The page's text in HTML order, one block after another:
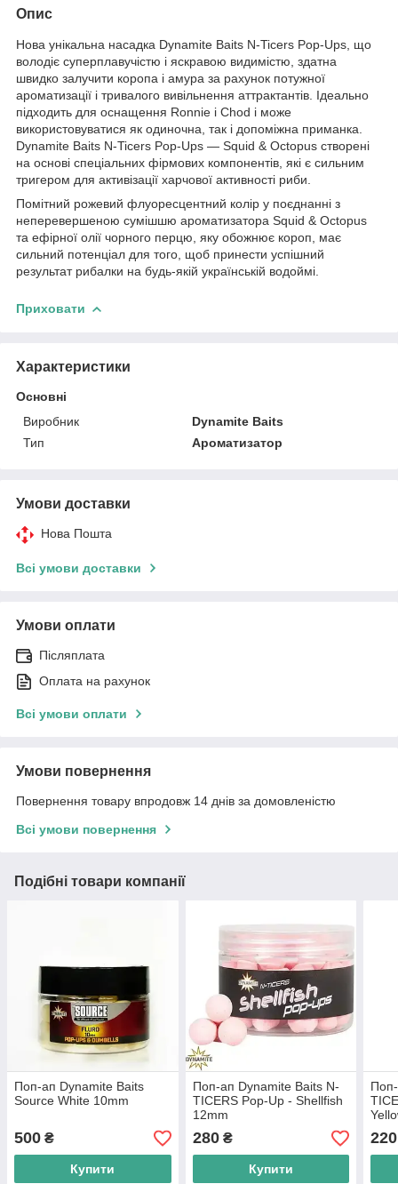
Опис
Нова унікальна насадка Dynamite Baits N-Ticers Pop-Ups, що
володіє суперплавучістю і яскравою видимістю, здатна
швидко залучити коропа і амура за рахунок потужної
ароматизації і тривалого вивільнення аттрактантів. Ідеально
підходить для оснащення Ronnie і Chod і може
використовуватися як одиночна, так і допоміжна приманка.
Dynamite Baits N-Ticers Pop-Ups — Squid & Octopus створені
на основі спеціальних фірмових компонентів, які є сильним
тригером для активізації харчової активності риби.
Помітний рожевий флуоресцентний колір у поєднанні з
неперевершеною сумішшю ароматизатора Squid & Octopus
та ефірної олії чорного перцю, яку обожнює короп, має
сильний потенціал для того, щоб принести успішний
результат рибалки на будь-якій українській водоймі.
Приховати
Характеристики
Основні
Виробник
Dynamite Baits
Тип
Ароматизатор
Умови доставки
Нова Пошта
Всі умови доставки
Умови оплати
Післяплата
Оплата на рахунок
Всі умови оплати
Умови повернення
Повернення товару впродовж 14 днів за домовленістю
Всі умови повернення
Подібні товари компанії
Поп-ап Dynamite Baits
Source White 10mm
500 ₴
Купити
Поп-ап Dynamite Baits N-
TICERS Pop-Up - Shellfish
12mm
280₴
Купити
220